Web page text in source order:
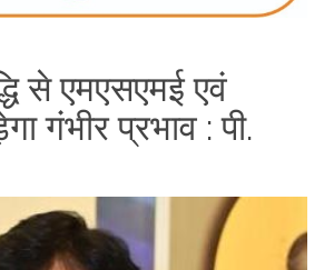
से एमएसएमई एवं
गंभीर प्रभाव : पी.